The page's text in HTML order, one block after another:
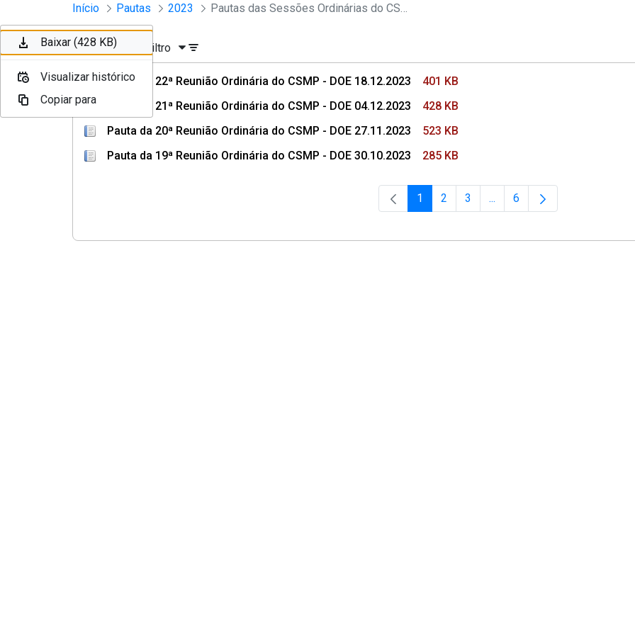
Pular para o Conteúdo principal
Sessões e Reuniões - Documentos Conselho Superior
Início Pautas 2023 Pautas das Sessões Ordinárias do CSMP
Ordenar Filtro
Pauta da 22ª Reunião Ordinária do CSMP - DOE 18.12.2023
401 KB
Pauta da 21ª Reunião Ordinária do CSMP - DOE 04.12.2023
428 KB
Pauta da 20ª Reunião Ordinária do CSMP - DOE 27.11.2023
523 KB
Pauta da 19ª Reunião Ordinária do CSMP - DOE 30.10.2023
285 KB
Página
1 Página
2 Página
3 ...Páginas intermediárias Usar
Página
6
Baixar (401 KB)
Visualizar histórico
Copiar para
Baixar (428 KB)
Visualizar histórico
Copiar para